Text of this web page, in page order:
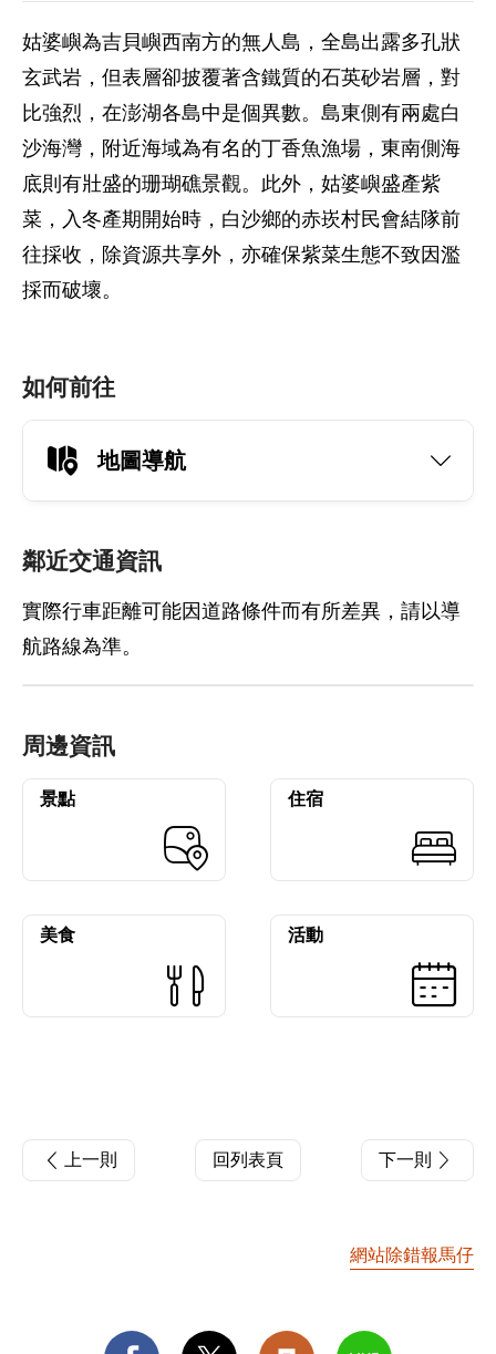
姑婆嶼為吉貝嶼西南方的無人島，全島出露多孔狀
玄武岩，但表層卻披覆著含鐵質的石英砂岩層，對
比強烈，在澎湖各島中是個異數。島東側有兩處白
沙海灣，附近海域為有名的丁香魚漁場，東南側海
底則有壯盛的珊瑚礁景觀。此外，姑婆嶼盛產紫
菜，入冬產期開始時，白沙鄉的赤崁村民會結隊前
往採收，除資源共享外，亦確保紫菜生態不致因濫
採而破壞。
如何前往
地圖導航
鄰近交通資訊
實際行車距離可能因道路條件而有所差異，請以導
航路線為準。
周邊資訊
景點 住宿
美食 活動
上一則 回列表頁 下一則
網站除錯報馬仔